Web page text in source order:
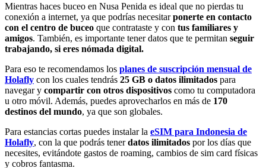
Mientras haces buceo en Nusa Penida es ideal que no pierdas tu
conexión a internet, ya que podrías necesitarponerte en contacto
con el centro de buceo que contrataste y con tus familiares y
amigos. También, es importante tener datos que te permitan seguir
trabajando, si eres nómada digital.
Para eso te recomendamos los planes de suscripción mensual de
Holafly con los cuales tendrás 25 GB o datos ilimitados para
navegar y compartir con otros dispositivos como tu computadora
u otro móvil. Además, puedes aprovecharlos en más de 170
destinos del mundo, ya que son globales.
Para estancias cortas puedes instalar la eSIM para Indonesia de
Holafly, con la que podrás tenerdatos ilimitados por los días que
necesites, evitándote gastos de roaming, cambios de sim card físicas
y cobros fantasma.